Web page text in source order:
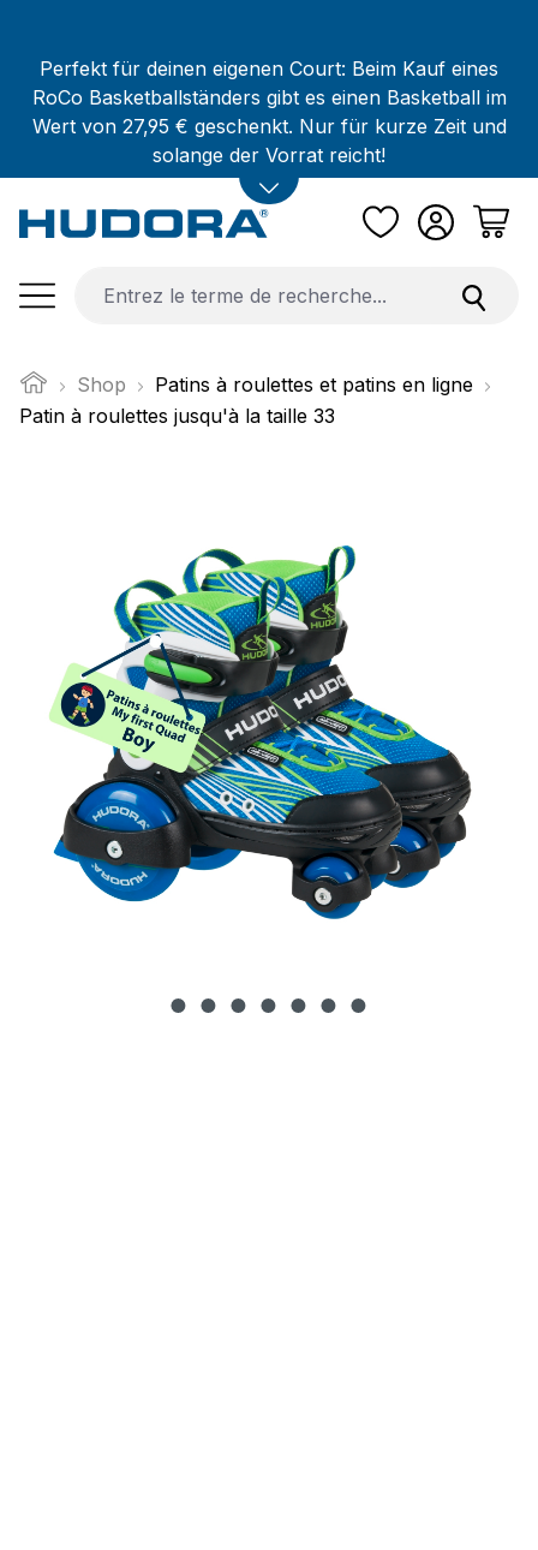
Perfekt für deinen eigenen Court: Beim Kauf eines
RoCo Basketballständers gibt es einen Basketball im
Wert von 27,95 € geschenkt. Nur für kurze Zeit und
solange der Vorrat reicht!
Shop
Patins à roulettes et patins en ligne
Patin à roulettes jusqu'à la taille 33